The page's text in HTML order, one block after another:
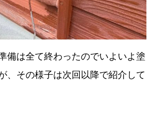
備は全て終わったのでいよいよ塗
、その様子は次回以降で紹介して